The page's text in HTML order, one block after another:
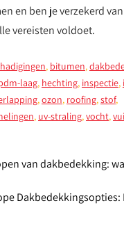
en ben je verzekerd
vereisten voldoet.
, bitumen,
laag, hechting, inspectie,
,ozon, roofing,stof,
, uv-straling,vocht,
van dakbedekking:
Dakbedekkingsopties: